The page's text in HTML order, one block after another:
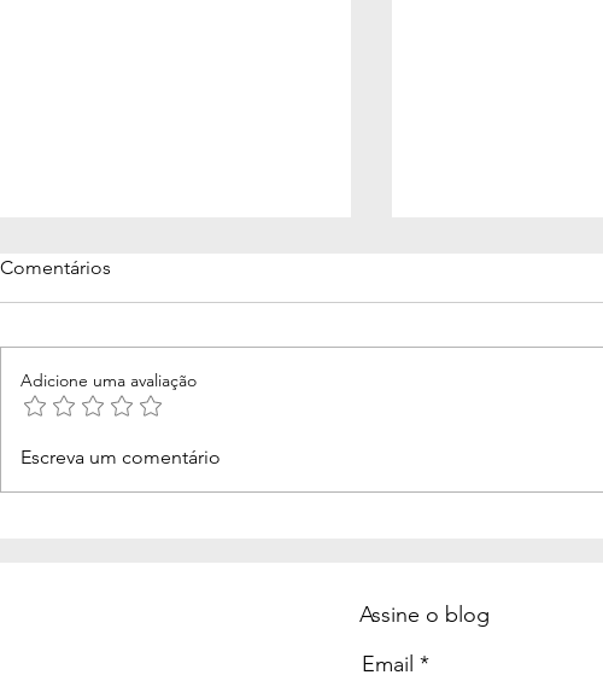
Votos de casamento
Comentários
Adicione uma avaliação
Escreva um comentário
Assine o blog
Email